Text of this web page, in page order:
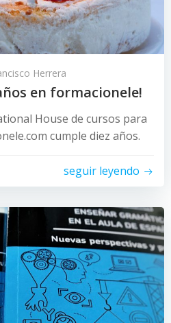
Herrera
en formacionele!
House de cursos para
cumple diez años.
seguir leyendo